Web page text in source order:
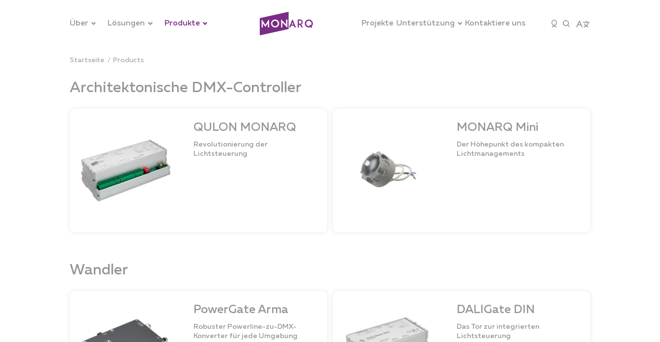
Über Lösungen Produkte Projekte Unterstützung Kontaktiere uns
Startseite products
Architektonische DMX-Controller
QULON MONARQ
Revolutionierung der
Lichtsteuerung
MONARQ Mini
Der Höhepunkt des kompakten
Lichtmanagements
Wandler
PowerGate Arma
Robuster Powerline-zu-DMX-
Konverter für jede Umgebung
DALIGate DIN
Das Tor zur integrierten
Lichtsteuerung